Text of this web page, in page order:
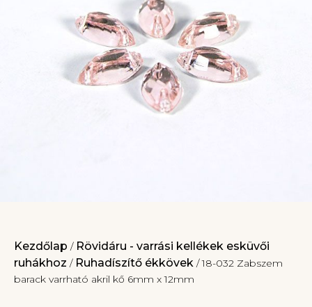
Kezdőlap / Rövidáru - varrási kellékek esküvői
ruhákhoz / Ruhadíszítő ékkövek / 18-032 Zabszem
barack varrható akril kő 6mm x 12mm